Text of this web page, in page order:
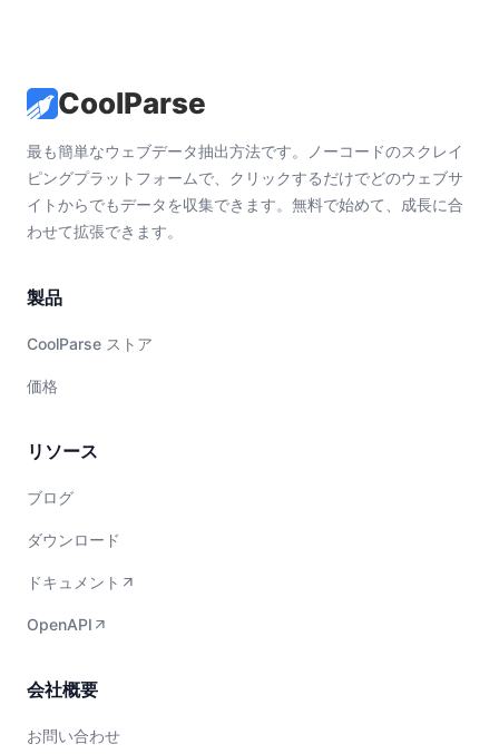
CoolParse
最も簡単なウェブデータ抽出方法です。ノーコードのスクレイ
ピングプラットフォームで、クリックするだけでどのウェブサ
イトからでもデータを収集できます。無料で始めて、成長に合
わせて拡張できます。
製品
CoolParse ストア
価格
リソース
ブログ
ダウンロード
ドキュメント
OpenAPI
会社概要
お問い合わせ